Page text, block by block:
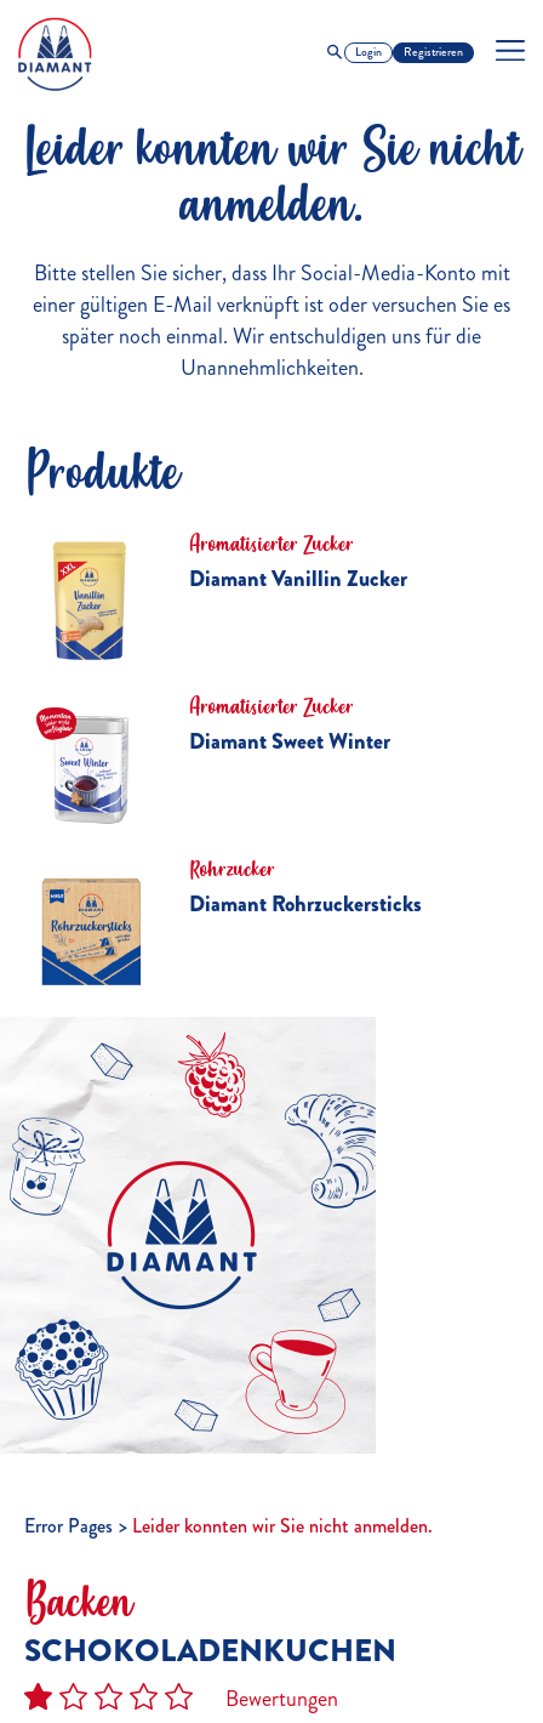
Login Registrieren
Leider konnten wir Sie nicht
anmelden.
Bitte stellen Sie sicher, dass Ihr Social-Media-Konto mit
einer gültigen E-Mail verknüpft ist oder versuchen Sie es
später noch einmal. Wir entschuldigen uns für die
Unannehmlichkeiten.
Produkte
Aromatisierter Zucker
Diamant Vanillin Zucker
Aromatisierter Zucker
Diamant Sweet Winter
Rohrzucker
Diamant Rohrzuckersticks
Error Pages Leider konnten wir Sie nicht anmelden.
Backen
SCHOKOLADENKUCHEN
Bewertungen